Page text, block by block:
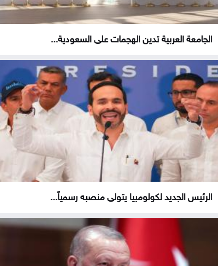
الجامعة العربية تدين الهجمات على السعودية...
الرئيس الجديد لكولومبيا يتولى منصبه رسمياً...